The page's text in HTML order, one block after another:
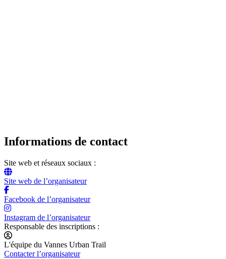
Informations de contact
Site web et réseaux sociaux :
Site web de l’organisateur
Facebook de l’organisateur
Instagram de l’organisateur
Responsable des inscriptions :
L'équipe du Vannes Urban Trail
Contacter l’organisateur